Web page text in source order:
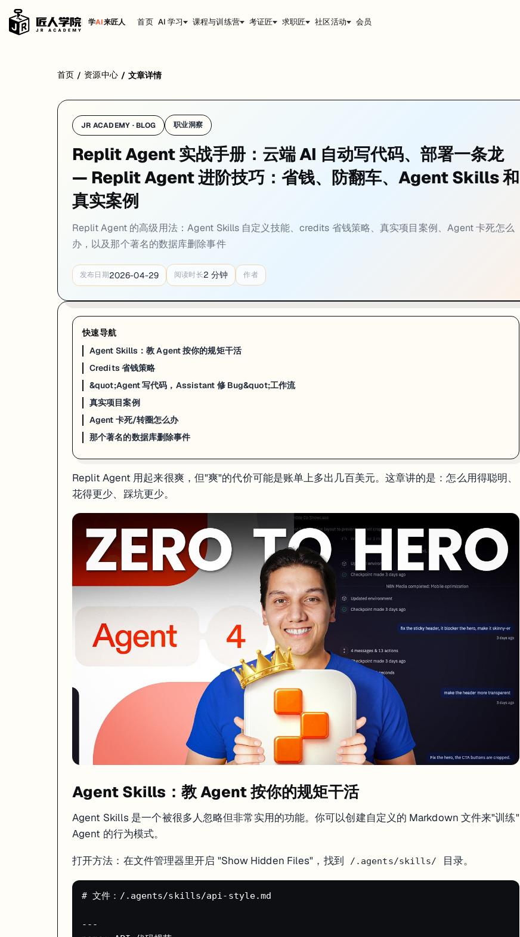
学AI来匠人 首页 AI 学习 课程与训练营 考证匠 求职匠 社区活动 会员
Agent Skills：教 Agent 按你的规矩干活
Agent Skills 是一个被很多人忽略但非常实用的功能。你可以创建自定义的 Markdown 文件来"训练" Agent 的行为模式。
打开方法：在文件管理器里开启 "Show Hidden Files"，找到 /.agents/skills/目录。
description: 后端 API 的代码风格和安全要求
- 所有 API response 用 { code, data, message } 格式
- HTTP 状态码严格遵循 RESTful 规范
- 所有用户输入必须做 sanitize
- SQL 查询必须用参数化查询，禁止字符串拼接
- 敏感数据（密码、token）禁止出现在日志里
- 路由用 Express，不要用 Fastify
：遇到 bug 后把解决方案写成 Skill，同样的问题不会再浪费 credits
Credits 省钱策略
首页 / 资源中心 / 文章详情
JR ACADEMY · BLOG 职业洞察
Replit Agent 实战手册：云端 AI 自动写代码、部署一条龙
— Replit Agent 进阶技巧：省钱、防翻车、Agent Skills 和
真实案例
Replit Agent 的高级用法：Agent Skills 自定义技能、credits 省钱策略、真实项目案例、Agent 卡死怎么
办，以及那个著名的数据库删除事件
发布日期2026-04-29 阅读时长2 分钟 作者
快速导航
Agent Skills：教 Agent 按你的规矩干活
Credits 省钱策略
&quot;Agent 写代码，Assistant 修 Bug&quot;工作流
真实项目案例
Agent 卡死/转圈怎么办
那个著名的数据库删除事件
Replit Agent 用起来很爽，但"爽"的代价可能是账单上多出几百美元。这章讲的是：怎么用得聪明、
花得更少、踩坑更少。
Agent Skills：教 Agent 按你的规矩干活
Agent Skills 是一个被很多人忽略但非常实用的功能。你可以创建自定义的 Markdown 文件来"训练"
Agent 的行为模式。
打开方法：在文件管理器里开启 "Show Hidden Files"，找到 /.agents/skills/ 目录。
# 文件：/.agents/skills/api-style.md
---